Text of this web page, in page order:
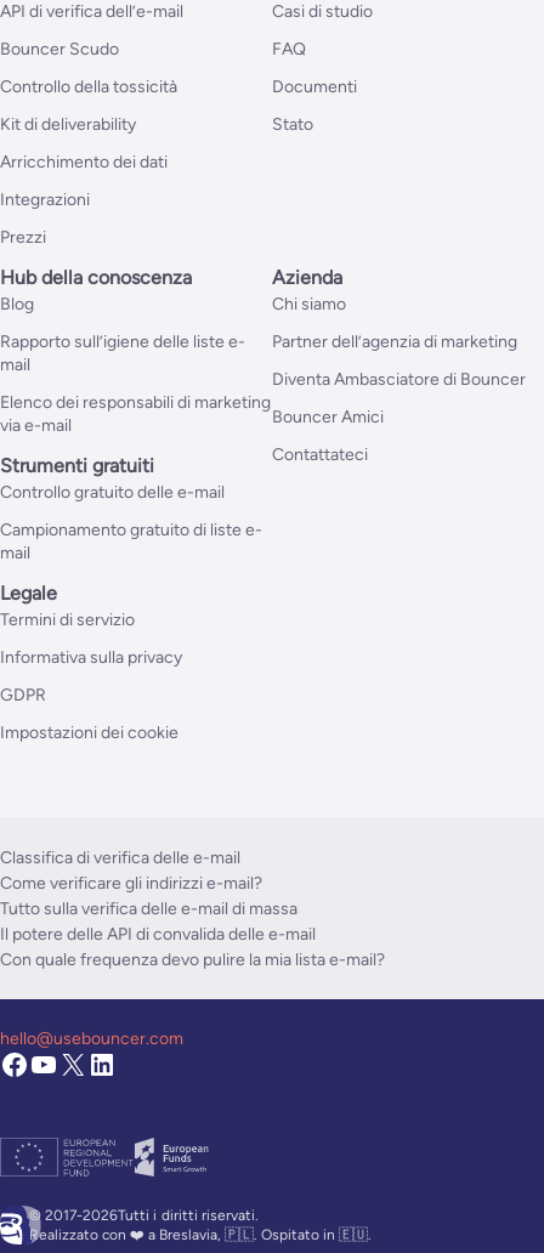
API di verifica dell’e-mail
Bouncer Scudo
Controllo della tossicità
Kit di deliverability
Arricchimento dei dati
Integrazioni
Prezzi
Casi di studio
FAQ
Documenti
Stato
Hub della conoscenza
Blog
Rapporto sull’igiene delle liste e-
mail
Elenco dei responsabili di marketing
via e-mail
Strumenti gratuiti
Controllo gratuito delle e-mail
Campionamento gratuito di liste e-
mail
Azienda
Chi siamo
Partner dell’agenzia di marketing
Diventa Ambasciatore di Bouncer
Bouncer Amici
Contattateci
Legale
Termini di servizio
Informativa sulla privacy
GDPR
Impostazioni dei cookie
Classifica di verifica delle e-mail
Come verificare gli indirizzi e-mail?
Tutto sulla verifica delle e-mail di massa
Il potere delle API di convalida delle e-mail
Con quale frequenza devo pulire la mia lista e-mail?
© 2017-2026Tutti i diritti riservati.
Realizzato con ❤️ a Breslavia, 🇵🇱. Ospitato in 🇪🇺.
hello@usebouncer.com